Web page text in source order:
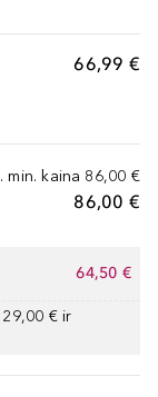
66,99 €
min. kaina 86,00 €
86,00 €
64,50 €
€ ir